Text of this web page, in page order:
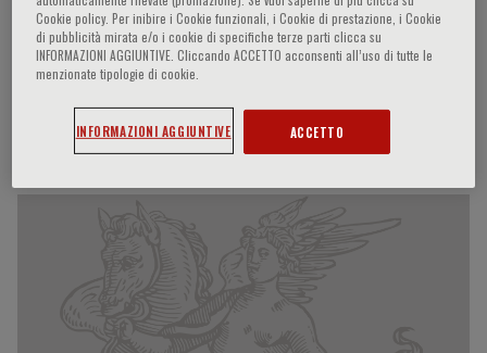
Lorenzo A. Menicanti
Partecipazioni del relatore
Cookie policy. Per inibire i Cookie funzionali, i Cookie di prestazione, i Cookie
di pubblicità mirata e/o i cookie di specifiche terze parti clicca su
INFORMAZIONI AGGIUNTIVE. Cliccando ACCETTO acconsenti all’uso di tutte le
menzionate tipologie di cookie.
INFORMAZIONI AGGIUNTIVE ACCETTO